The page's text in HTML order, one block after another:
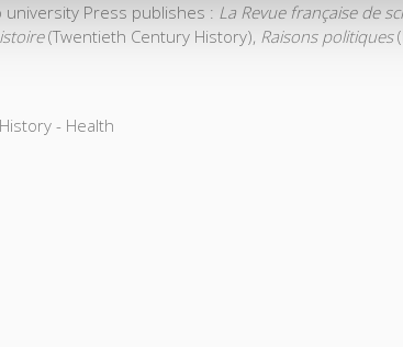
Press publishes : La Revue française de
(Twentieth Century History), Raisons politiques
- Health